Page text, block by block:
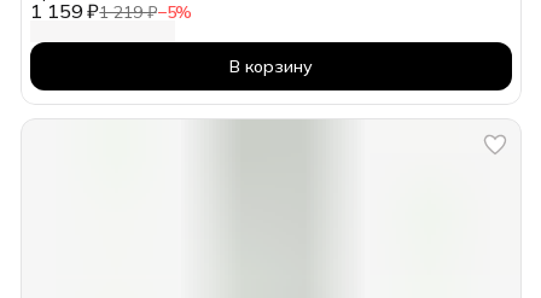
1 159 ₽1 219 ₽−5%
В корзину